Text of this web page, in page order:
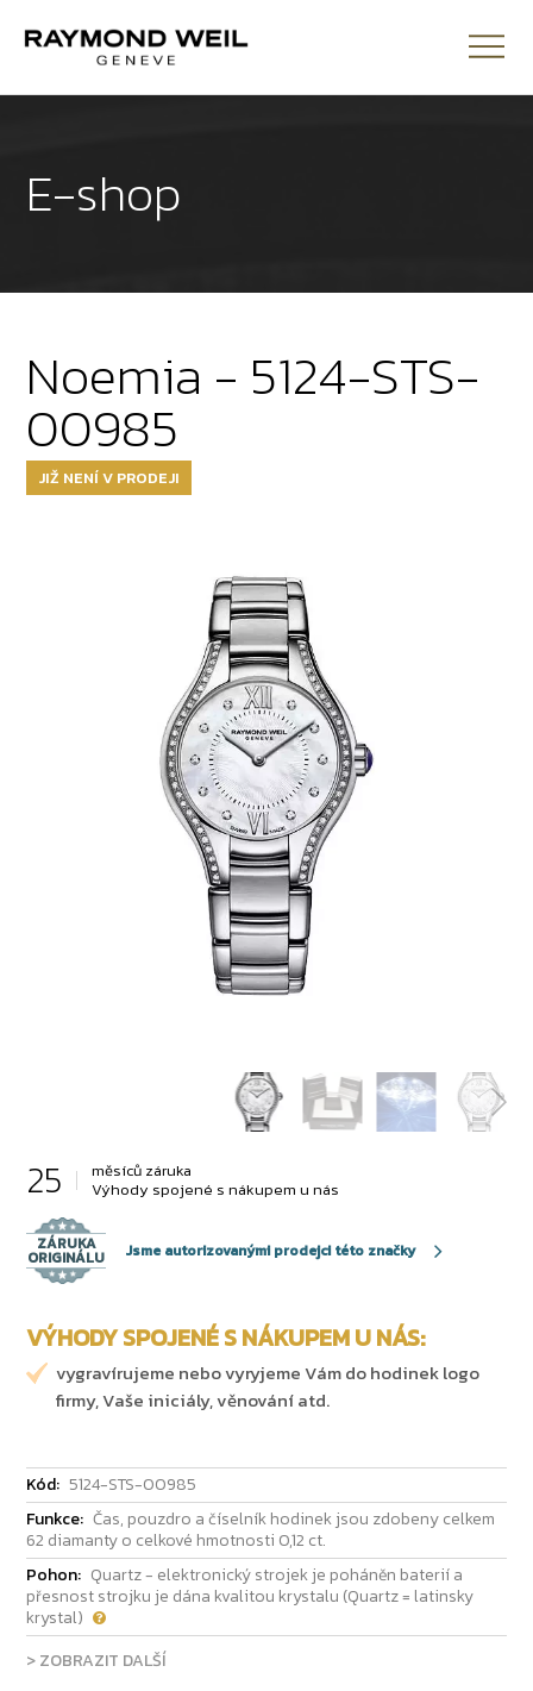
E-shop
Noemia - 5124-STS-
00985
JIŽ NENÍ V PRODEJI
25
měsíců záruka
Výhody spojené s nákupem u nás
ZÁRUKA
ORIGINÁLU Jsme autorizovanými prodejci této značky
VÝHODY SPOJENÉ S NÁKUPEM U NÁS:
vygravírujeme nebo vyryjeme Vám do hodinek logo
firmy, Vaše iniciály, věnování atd.
Kód: 5124-STS-00985
Funkce: Čas, pouzdro a číselník hodinek jsou zdobeny celkem
62 diamanty o celkové hmotnosti 0,12 ct.
Pohon: Quartz - elektronický strojek je poháněn baterií a
přesnost strojku je dána kvalitou krystalu (Quartz = latinsky
krystal)
> ZOBRAZIT DALŠÍ